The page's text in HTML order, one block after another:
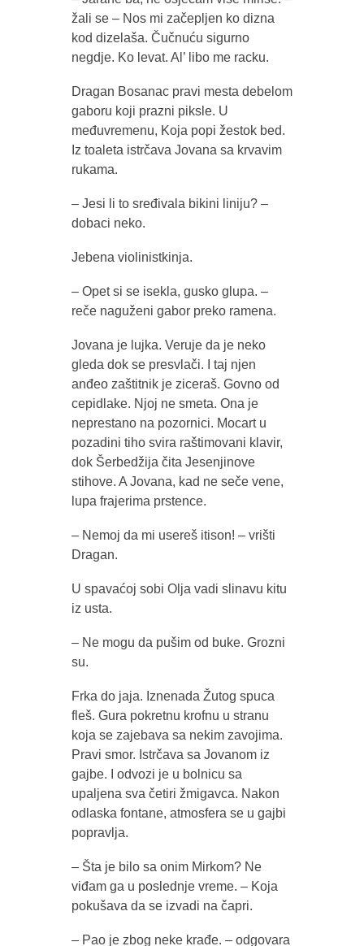
žali se – Nos mi začepljen ko dizna
kod dizelaša. Čučnuću sigurno
negdje. Ko levat. Al’ libo me racku.
Dragan Bosanac pravi mesta debelom
gaboru koji prazni piksle. U
međuvremenu, Koja popi žestok bed.
Iz toaleta istrčava Jovana sa krvavim
rukama.
– Jesi li to sređivala bikini liniju? –
dobaci neko.
Jebena violinistkinja.
– Opet si se isekla, gusko glupa. –
reče naguženi gabor preko ramena.
Jovana je lujka. Veruje da je neko
gleda dok se presvlači. I taj njen
anđeo zaštitnik je ziceraš. Govno od
cepidlake. Njoj ne smeta. Ona je
neprestano na pozornici. Mocart u
pozadini tiho svira raštimovani klavir,
dok Šerbedžija čita Jesenjinove
stihove. A Jovana, kad ne seče vene,
lupa frajerima prstence.
– Nemoj da mi usereš itison! – vrišti
Dragan.
U spavaćoj sobi Olja vadi slinavu kitu
iz usta.
– Ne mogu da pušim od buke. Grozni
su.
Frka do jaja. Iznenada Žutog spuca
fleš. Gura pokretnu krofnu u stranu
koja se zajebava sa nekim zavojima.
Pravi smor. Istrčava sa Jovanom iz
gajbe. I odvozi je u bolnicu sa
upaljena sva četiri žmigavca. Nakon
odlaska fontane, atmosfera se u gajbi
popravlja.
– Šta je bilo sa onim Mirkom? Ne
viđam ga u poslednje vreme. – Koja
pokušava da se izvadi na čapri.
– Pao je zbog neke krađe. – odgovara